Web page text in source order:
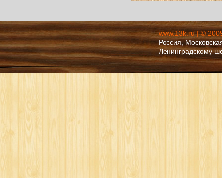
www.13k.ru | ©
Россия,
Ленинградскому